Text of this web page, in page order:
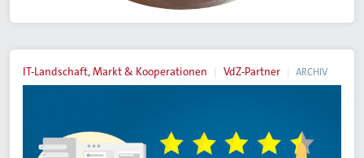
IT-Landschaft, Markt & Kooperationen VdZ-Partner ARCHIV